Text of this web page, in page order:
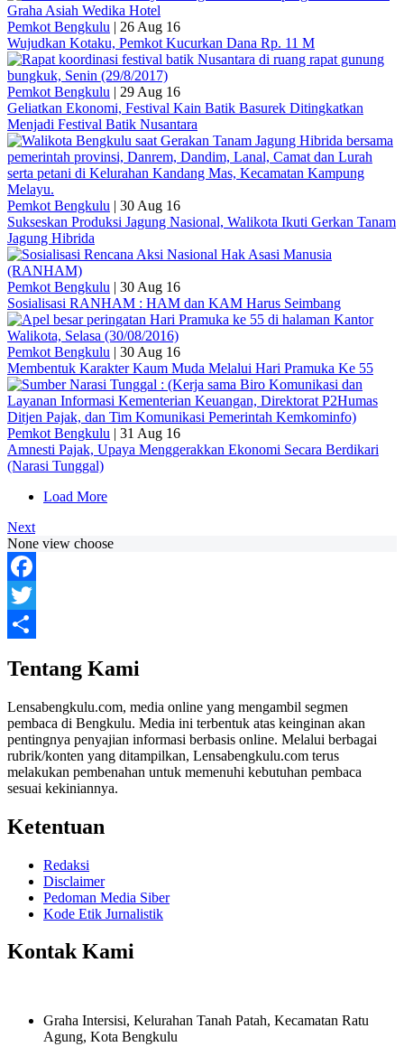
Pemkot Bengkulu | 26 Aug 16
Wujudkan Kotaku, Pemkot Kucurkan Dana Rp. 11 M
Pemkot Bengkulu | 29 Aug 16
Geliatkan Ekonomi, Festival Kain Batik Basurek Ditingkatkan
Menjadi Festival Batik Nusantara
Pemkot Bengkulu | 30 Aug 16
Sukseskan Produksi Jagung Nasional, Walikota Ikuti Gerkan Tanam
Jagung Hibrida
Pemkot Bengkulu | 30 Aug 16
Sosialisasi RANHAM : HAM dan KAM Harus Seimbang
Pemkot Bengkulu | 30 Aug 16
Membentuk Karakter Kaum Muda Melalui Hari Pramuka Ke 55
Pemkot Bengkulu | 31 Aug 16
Amnesti Pajak, Upaya Menggerakkan Ekonomi Secara Berdikari
(Narasi Tunggal)
Load More
Next
None view choose
Facebook
Twitter
Tentang Kami
Lensabengkulu.com, media online yang mengambil segmen
pembaca di Bengkulu. Media ini terbentuk atas keinginan akan
pentingnya penyajian informasi berbasis online. Melalui berbagai
rubrik/konten yang ditampilkan, Lensabengkulu.com terus
melakukan pembenahan untuk memenuhi kebutuhan pembaca
sesuai kekiniannya.
Ketentuan
Redaksi
Disclaimer
Pedoman Media Siber
Kode Etik Jurnalistik
Kontak Kami
Graha Intersisi, Kelurahan Tanah Patah, Kecamatan Ratu
Agung, Kota Bengkulu